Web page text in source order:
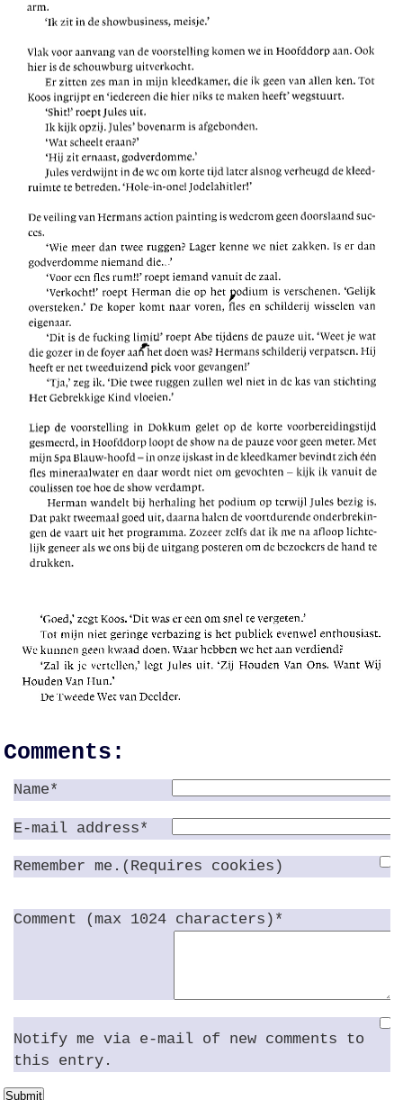
Comments:
Name*
E-mail address*
Remember me.(Requires cookies)
Comment (max 1024 characters)*
Notify me via e-mail of new comments to
this entry.
Submit